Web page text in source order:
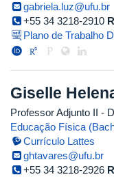
gabriela.luz@ufu.br
+55 34 3218-2910
Plano de Trabalho
Giselle
Professor Adjunto II -
Educação Física
Currículo Lattes
ghtavares@ufu.br
+55 34 3218-2926